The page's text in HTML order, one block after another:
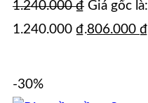
1.240.000₫ Giá gốc là:
1.240.000 ₫.806.000 ₫
-30%